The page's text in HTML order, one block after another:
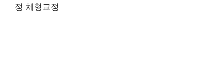
정 체형교정